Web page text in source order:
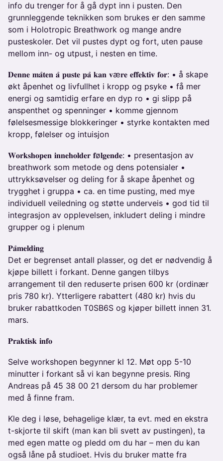
info du trenger for å gå dypt inn i pusten. Den
grunnleggende teknikken som brukes er den samme
som i Holotropic Breathwork og mange andre
pusteskoler. Det vil pustes dypt og fort, uten pause
mellom inn- og utpust, i nesten en time.
𝐃𝐞𝐧𝐧𝐞 𝐦𝐚̊𝐭𝐞𝐧 𝐚̊ 𝐩𝐮𝐬𝐭𝐞 𝐩𝐚̊ 𝐤𝐚𝐧 𝐯æ𝐫𝐞 𝐞𝐟𝐟𝐞𝐤𝐭𝐢𝐯 𝐟𝐨𝐫: • å skape
økt åpenhet og livfullhet i kropp og psyke • få mer
energi og samtidig erfare en dyp ro • gi slipp på
anspenthet og spenninger • komme gjennom
følelsesmessige blokkeringer • styrke kontakten med
kropp, følelser og intuisjon
𝐖𝐨𝐫𝐤𝐬𝐡𝐨𝐩𝐞𝐧 𝐢𝐧𝐧𝐞𝐡𝐨𝐥𝐝𝐞𝐫 𝐟ø𝐥𝐠𝐞𝐧𝐝𝐞: • presentasjon av
breathwork som metode og dens potensialer •
uttrykksøvelser og deling for å skape åpenhet og
trygghet i gruppa • ca. en time pusting, med mye
individuell veiledning og støtte underveis • god tid til
integrasjon av opplevelsen, inkludert deling i mindre
grupper og i plenum
𝐏𝐚̊𝐦𝐞𝐥𝐝𝐢𝐧𝐠
Det er begrenset antall plasser, og det er nødvendig å
kjøpe billett i forkant. Denne gangen tilbys
arrangement til den reduserte prisen 600 kr (ordinær
pris 780 kr). Ytterligere rabattert (480 kr) hvis du
bruker rabattkoden T0SB6S og kjøper billett innen 31.
mars.
𝐏𝐫𝐚𝐤𝐭𝐢𝐬𝐤 𝐢𝐧𝐟𝐨
Selve workshopen begynner kl 12. Møt opp 5-10
minutter i forkant så vi kan begynne presis. Ring
Andreas på 45 38 00 21 dersom du har problemer
med å finne fram.
Kle deg i løse, behagelige klær, ta evt. med en ekstra
t-skjorte til skift (man kan bli svett av pustingen), ta
med egen matte og pledd om du har – men du kan
også låne på studioet. Hvis du bruker matte fra